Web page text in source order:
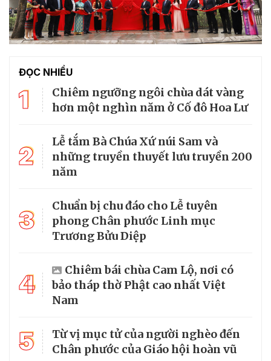
ĐỌC NHIỀU
1
Chiêm ngưỡng ngôi chùa dát vàng
hơn một nghìn năm ở Cố đô Hoa Lư
2
Lễ tắm Bà Chúa Xứ núi Sam và
những truyền thuyết lưu truyền 200
năm
3
Chuẩn bị chu đáo cho Lễ tuyên
phong Chân phước Linh mục
Trương Bửu Diệp
4
Chiêm bái chùa Cam Lộ, nơi có
bảo tháp thờ Phật cao nhất Việt
Nam
5
Từ vị mục tử của người nghèo đến
Chân phước của Giáo hội hoàn vũ